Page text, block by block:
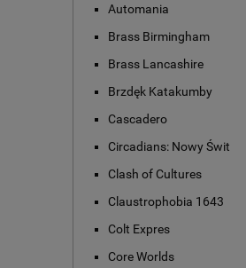
Automania
Brass Birmingham
Brass Lancashire
Brzdęk Katakumby
Cascadero
Circadians: Nowy Świt
Clash of Cultures
Claustrophobia 1643
Colt Expres
Core Worlds